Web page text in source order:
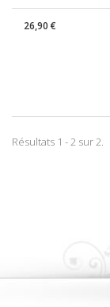
26,90 €
Résultats 1 - 2 sur 2.